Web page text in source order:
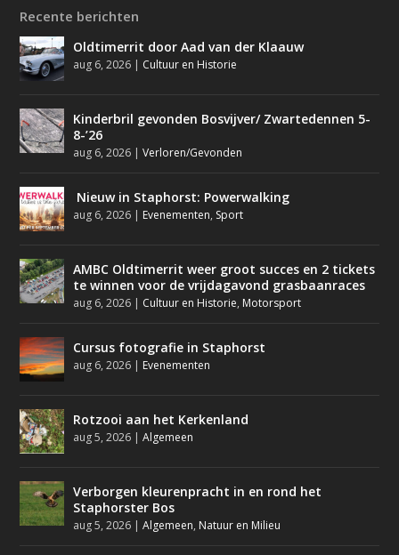
Recente berichten
Oldtimerrit door Aad van der Klaauw
aug 6, 2026 Cultuur en Historie
Kinderbril gevonden Bosvijver/ Zwartedennen 5-
8-’26
aug 6, 2026 |Verloren/Gevonden
Nieuw in Staphorst: Powerwalking
aug 6, 2026 Evenementen, Sport
AMBC Oldtimerrit weer groot succes en 2 tickets
te winnen voor de vrijdagavond grasbaanraces
aug 6, 2026 Cultuur en Historie, Motorsport
Cursus fotografie in Staphorst
aug 6, 2026 Evenementen
Rotzooi aan het Kerkenland
aug 5, 2026 |Algemeen
Verborgen kleurenpracht in en rond het
Staphorster Bos
aug 5, 2026 |Algemeen, Natuur en Milieu